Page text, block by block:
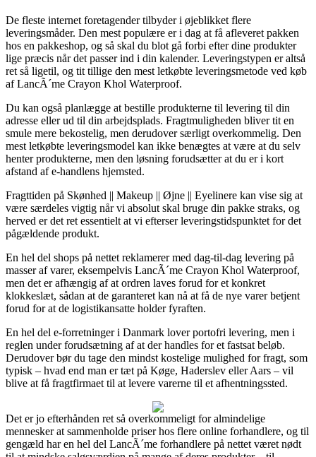
De fleste internet foretagender tilbyder i øjeblikket flere
leveringsmåder. Den mest populære er i dag at få afleveret pakken
hos en pakkeshop, og så skal du blot gå forbi efter dine produkter
lige præcis når det passer ind i din kalender. Leveringstypen er altså
ret så ligetil, og tit tillige den mest letkøbte leveringsmetode ved køb
af LancÃ´me Crayon Khol Waterproof.
Du kan også planlægge at bestille produkterne til levering til din
adresse eller ud til din arbejdsplads. Fragtmuligheden bliver tit en
smule mere bekostelig, men derudover særligt overkommelig. Den
mest letkøbte leveringsmodel kan ikke benægtes at være at du selv
henter produkterne, men den løsning forudsætter at du er i kort
afstand af e-handlens hjemsted.
Fragttiden på Skønhed || Makeup || Øjne || Eyelinere kan vise sig at
være særdeles vigtig når vi absolut skal bruge din pakke straks, og
herved er det ret essentielt at vi efterser leveringstidspunktet for det
pågældende produkt.
En hel del shops på nettet reklamerer med dag-til-dag levering på
masser af varer, eksempelvis LancÃ´me Crayon Khol Waterproof,
men det er afhængig af at ordren laves forud for et konkret
klokkeslæt, sådan at de garanteret kan nå at få de nye varer betjent
forud for at de logistikansatte holder fyraften.
En hel del e-forretninger i Danmark lover portofri levering, men i
reglen under forudsætning af at der handles for et fastsat beløb.
Derudover bør du tage den mindst kostelige mulighed for fragt, som
typisk – hvad end man er tæt på Køge, Haderslev eller Aars – vil
blive at få fragtfirmaet til at levere varerne til et afhentningssted.
Det er jo efterhånden ret så overkommeligt for almindelige
mennesker at sammenholde priser hos flere online forhandlere, og til
gengæld har en hel del LancÃ´me forhandlere på nettet været nødt